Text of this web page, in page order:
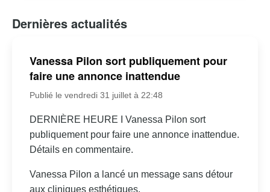
Dernières actualités
Vanessa Pilon sort publiquement pour
faire une annonce inattendue
Publié le vendredi 31 juillet à 22:48
DERNIÈRE HEURE I Vanessa Pilon sort
publiquement pour faire une annonce inattendue.
Détails en commentaire.
Vanessa Pilon a lancé un message sans détour
aux cliniques esthétiques.